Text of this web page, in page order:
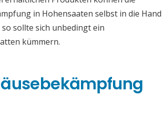
in Hohensaaten selbst in die Hand
sollte sich unbedingt ein
kümmern.